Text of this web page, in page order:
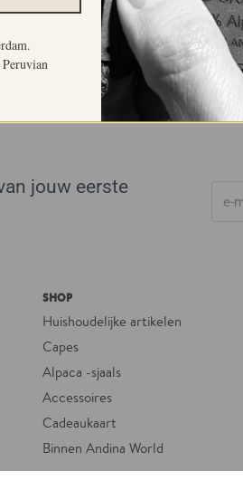
jouw eerste
SHOP
Huishoudelijke artikelen
Capes
Alpaca -sjaals
Accessoires
Cadeaukaart
Binnen Andina World